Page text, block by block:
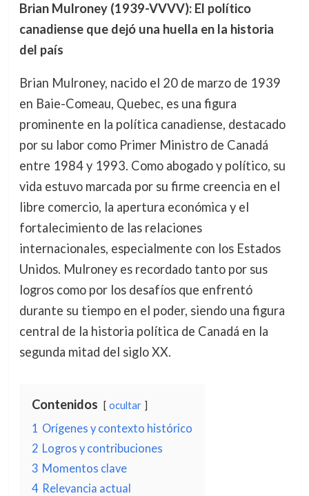
Brian Mulroney (1939-VVVV): El político
canadiense que dejó una huella en la historia
del país
Brian Mulroney, nacido el 20 de marzo de 1939
en Baie-Comeau, Quebec, es una figura
prominente en la política canadiense, destacado
por su labor como Primer Ministro de Canadá
entre 1984 y 1993. Como abogado y político, su
vida estuvo marcada por su firme creencia en el
libre comercio, la apertura económica y el
fortalecimiento de las relaciones
internacionales, especialmente con los Estados
Unidos. Mulroney es recordado tanto por sus
logros como por los desafíos que enfrentó
durante su tiempo en el poder, siendo una figura
central de la historia política de Canadá en la
segunda mitad del siglo XX.
Contenidos ocultar
1 Orígenes y contexto histórico
2 Logros y contribuciones
3 Momentos clave
4 Relevancia actual